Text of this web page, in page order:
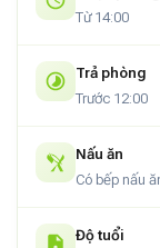
giá thành hợp lý
Từ 14:00
Trả phòng
Trước 12:00
Nấu ăn
Có bếp nấu
Độ tuổi